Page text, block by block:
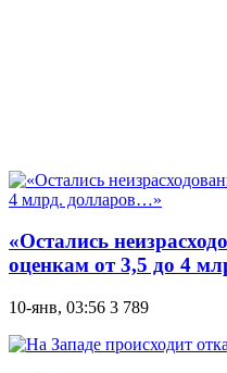
«Остались
оценкам от 3,5 до 4
10-янв, 03:56 3 789